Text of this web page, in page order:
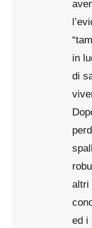
in
di
altri
ed i